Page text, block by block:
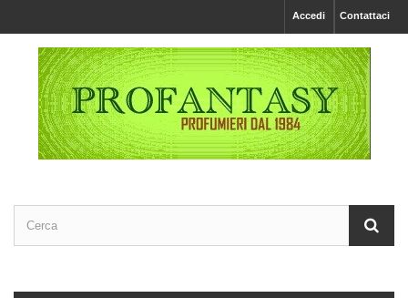
Contattaci
Accedi